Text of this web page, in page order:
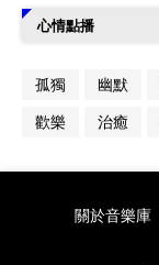
心情點播
孤獨 幽默
歡樂
治癒
關於音樂庫